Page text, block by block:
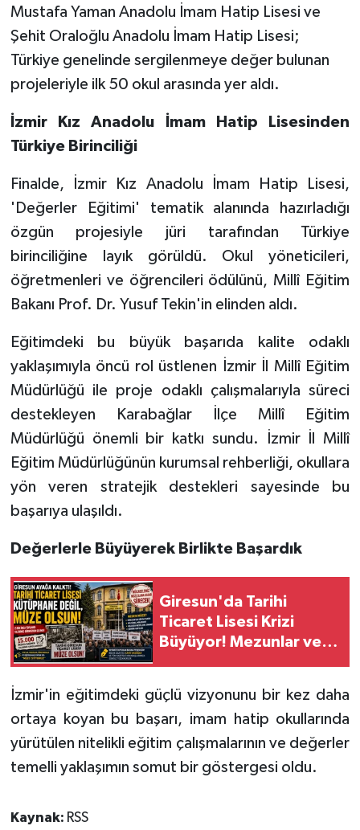
Mustafa Yaman Anadolu İmam Hatip Lisesi ve
Şehit Oraloğlu Anadolu İmam Hatip Lisesi;
Türkiye genelinde sergilenmeye değer bulunan
projeleriyle ilk 50 okul arasında yer aldı.
İzmir Kız Anadolu İmam Hatip Lisesinden
Türkiye Birinciliği
Finalde, İzmir Kız Anadolu İmam Hatip Lisesi,
'Değerler Eğitimi' tematik alanında hazırladığı
özgün projesiyle jüri tarafından Türkiye
birinciliğine layık görüldü. Okul yöneticileri,
öğretmenleri ve öğrencileri ödülünü, Millî Eğitim
Bakanı Prof. Dr. Yusuf Tekin'in elinden aldı.
Eğitimdeki bu büyük başarıda kalite odaklı
yaklaşımıyla öncü rol üstlenen İzmir İl Millî Eğitim
Müdürlüğü ile proje odaklı çalışmalarıyla süreci
destekleyen Karabağlar İlçe
Millî Eğitim
Müdürlüğü önemli bir katkı sundu. İzmir İl Millî
Eğitim Müdürlüğünün kurumsal rehberliği, okullara
yön veren stratejik destekleri sayesinde bu
başarıya ulaşıldı.
Değerlerle Büyüyerek Birlikte Başardık
Giresun'da Tarihi
Ticaret Lisesi Krizi
Büyüyor! Mezunlar ve
İzmir'in eğitimdeki güçlü vizyonunu bir kez daha
ortaya koyan bu başarı, imam hatip okullarında
yürütülen nitelikli eğitim çalışmalarının ve değerler
temelli yaklaşımın somut bir göstergesi oldu.
Kaynak: RSS